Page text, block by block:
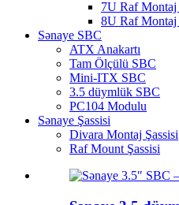
7U Raf
8U Raf
Sənaye SBC
ATX Anakartı
Tam Ölçülü SBC
Mini-ITX SBC
3.5 düymlük SBC
PC104 Modulu
Sənaye Şassisi
Divara Montaj Şassisi
Raf Mount Şassisi